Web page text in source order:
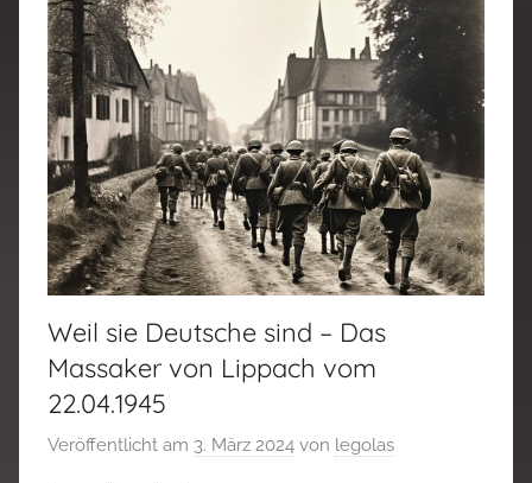
Weil sie Deutsche sind – Das
Massaker von Lippach vom
22.04.1945
Veröffentlicht am 3. März 2024 von legolas